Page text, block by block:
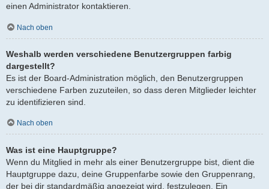
einen Administrator kontaktieren.
Nach oben
Weshalb werden verschiedene Benutzergruppen farbig
dargestellt?
Es ist der Board-Administration möglich, den Benutzergruppen
verschiedene Farben zuzuteilen, so dass deren Mitglieder leichter
zu identifizieren sind.
Nach oben
Was ist eine Hauptgruppe?
Wenn du Mitglied in mehr als einer Benutzergruppe bist, dient die
Hauptgruppe dazu, deine Gruppenfarbe sowie den Gruppenrang,
der bei dir standardmäßig angezeigt wird, festzulegen. Ein